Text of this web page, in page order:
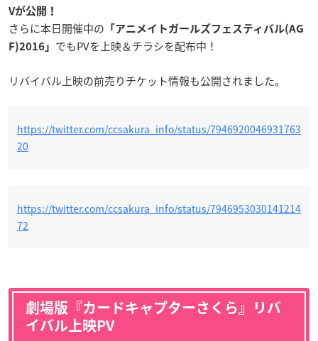
Vが公開！
さらに本日開催中の 「アニメイトガールズフェスティバル(AG
F)2016」 でもPVを上映＆チラシを配布中！
リバイバル上映の前売りチケット情報も公開されました。
https://twitter.com/ccsakura_info/status/7946920046931763
20
https://twitter.com/ccsakura_info/status/7946953030141214
72
劇場版『カードキャプターさくら』リバ
イバル上映PV